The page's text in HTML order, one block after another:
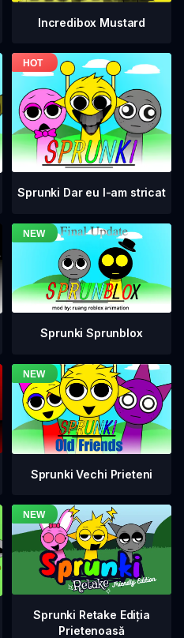
Incredibox Mustard
Sprunki Dar eu l-am stricat
Sprunki Sprunblox
Sprunki Vechi Prieteni
Sprunki Retake Ediția
Prietenoasă